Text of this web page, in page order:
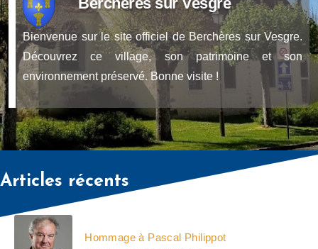
Bienvenue sur le site officiel de Berchères sur Vesgre.
Découvrez ce village, son patrimoine et son
environnement préservé. Bonne visite !
Articles récents
Hommage à Pascal Philippot